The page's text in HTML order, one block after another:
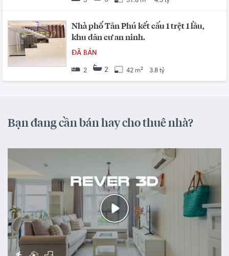
Nhà phố Tân Phú kết cấu 1 trệt 1 lầu,
khu dân cư an ninh.
ĐÃ BÁN
2 2 42 m² 3.8 tỷ
Bạn đang cần bán hay cho thuê nhà?